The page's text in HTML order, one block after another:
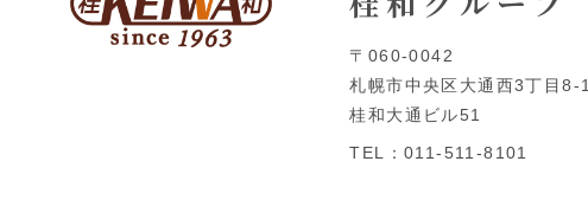
〒060-0042
札幌市中央区大通西3丁目8-1
桂和大通ビル51
TEL：011-511-8101